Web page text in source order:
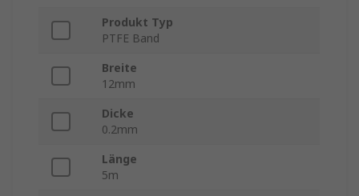
Produkt Typ
PTFE Band
Breite
12mm
Dicke
0.2mm
Länge
5m